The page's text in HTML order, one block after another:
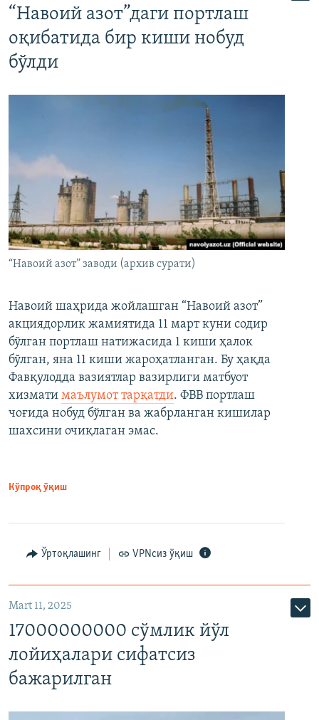
“Навоий азот”даги портлаш
оқибатида бир киши нобуд
бўлди
“Навоий азот” заводи (архив сурати)
Навоий шаҳрида жойлашган “Навоий азот”
акциядорлик жамиятида 11 март куни содир
бўлган портлаш натижасида 1 киши ҳалок
бўлган, яна 11 киши жароҳатланган. Бу ҳақда
Фавқулодда вазиятлар вазирлиги матбуот
хизмати маълумот тарқатди. ФВВ портлаш
чоғида нобуд бўлган ва жабрланган кишилар
шахсини очиқлаган эмас.
Кўпроқ ўқиш
Ўртоқлашинг VPNсиз ўқиш
Mart 11, 2025
17000000000 сўмлик йўл
лойиҳалари сифатсиз
бажарилган